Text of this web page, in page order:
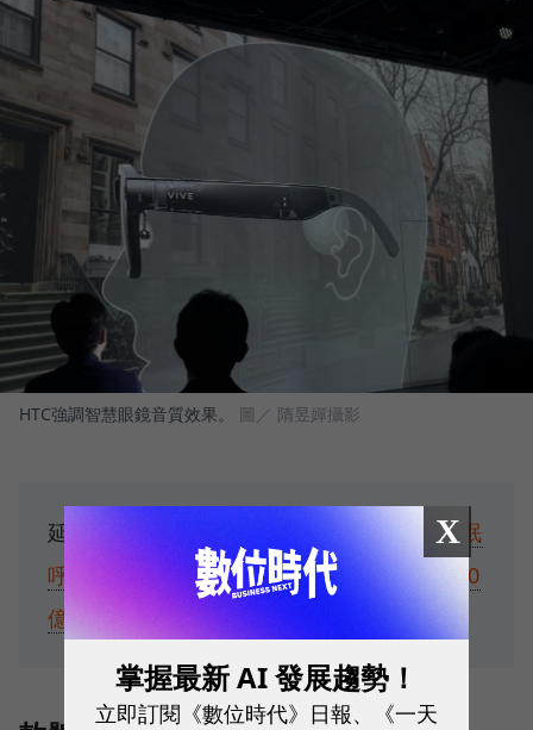
HTC強調智慧眼鏡音質效果。 圖／ 隋昱嬋攝影
延伸閱讀：
台灣終於支援Apple Watch睡眠
呼吸中止通知！獨家專訪蘋果高管：解決10
億人困擾的產品，是怎麼做出來的？
X
掌握最新 AI 發展趨勢！
立即訂閱《數位時代》日報、《一天